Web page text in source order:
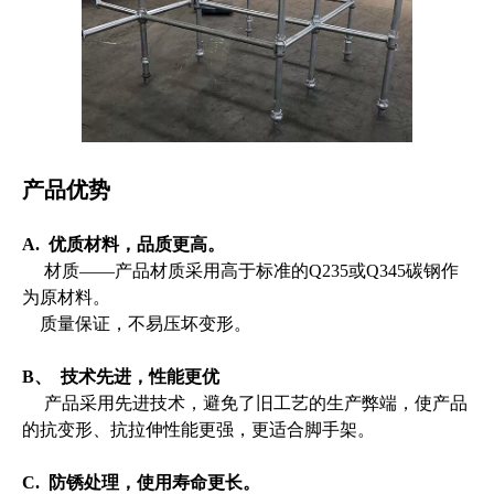
产品优势
A. 优质材料，品质更高。
材质——产品材质采用高于标准的Q235或Q345碳钢作
为原材料。
质量保证，不易压坏变形。
B、 技术先进，性能更优
产品采用先进技术，避免了旧工艺的生产弊端，使产品
的抗变形、抗拉伸性能更强，更适合脚手架。
C. 防锈处理，使用寿命更长。